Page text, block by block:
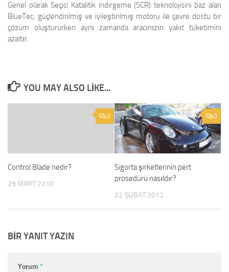
Genel olarak Seçici Katalitik indirgeme (SCR) teknolojisini baz alan
BlueTec; güçlendirilmiş ve iyileştirilmiş motoru ile çevre dostu bir
çözüm oluştururken aynı zamanda aracınızın yakıt tüketimini
azaltır.
YOU MAY ALSO LIKE...
0
Control Blade nedir?
29 MART 2010
0
Sigorta şirketlerinin pert
prosedürü nasıldır?
22 ŞUBAT 2012
BIR YANIT YAZIN
Yorum *